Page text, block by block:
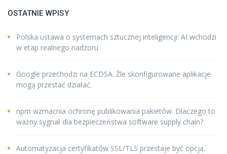
OSTATNIE WPISY
Polska ustawa o systemach sztucznej inteligencji: AI wchodzi
w etap realnego nadzoru
Google przechodzi na ECDSA. Źle skonfigurowane aplikacje
mogą przestać działać.
npm wzmacnia ochronę publikowania pakietów. Dlaczego to
ważny sygnał dla bezpieczeństwa software supply chain?
Automatyzacja certyfikatów SSL/TLS przestaje być opcją.